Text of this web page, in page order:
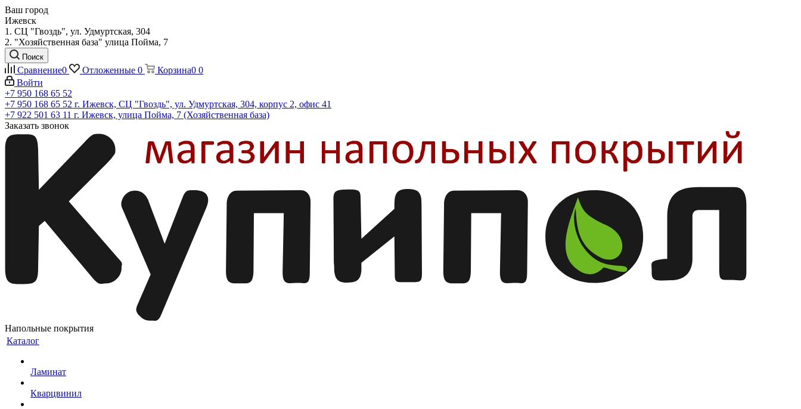
Ваш город
Ижевск
1. СЦ "Гвоздь", ул. Удмуртская, 304
2. "Хозяйственная база" улица Пойма, 7
Поиск
Сравнение0 Отложенные 0 Корзина0 0
Войти
+7 950 168 65 52
+7 950 168 65 52 г. Ижевск, СЦ "Гвоздь", ул. Удмуртская, 304, корпус 2, офис 41
+7 922 501 63 11 г. Ижевск, улица Пойма, 7 (Хозяйственная база)
Заказать звонок
Напольные покрытия
Каталог
Ламинат
Кварцвинил